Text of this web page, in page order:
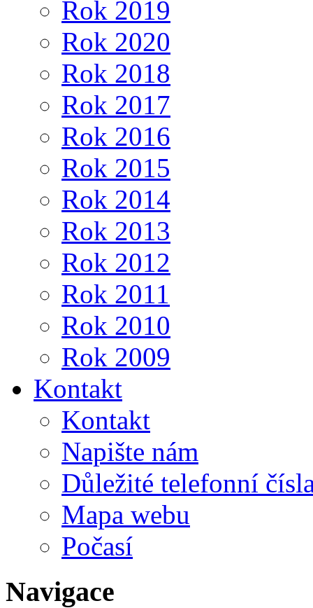
Rok 2019
Rok 2020
Rok 2018
Rok 2017
Rok 2016
Rok 2015
Rok 2014
Rok 2013
Rok 2012
Rok 2011
Rok 2010
Rok 2009
Kontakt
Kontakt
Napište nám
Důležité telefonní
Mapa webu
Počasí
Navigace